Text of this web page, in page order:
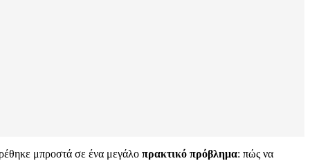
μπροστά σε ένα μεγάλο πρακτικό πρόβλημα: πώς να